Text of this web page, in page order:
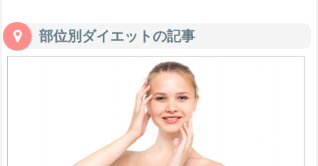
部位別ダイエットの記事